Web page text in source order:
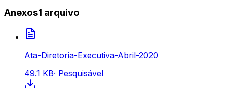
Anexos1 arquivo
Ata-Diretoria-Executiva-Abril-2020
49.1 KB· Pesquisável